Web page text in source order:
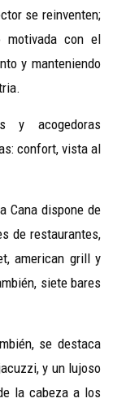
se reinventen;
motivada con el
y manteniendo
y acogedoras
confort, vista al
Cana dispone de
de restaurantes,
american grill y
siete bares
se destaca
y un lujoso
la cabeza a los